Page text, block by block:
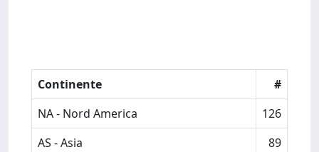
Continente
#
NA - Nord America
126
AS - Asia
89